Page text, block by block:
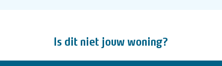
vierde slaapkamer te realiseren. Ook vind je op deze
verdieping een ingebouwde kastenwand, de wasmachine
Is dit niet jouw woning?